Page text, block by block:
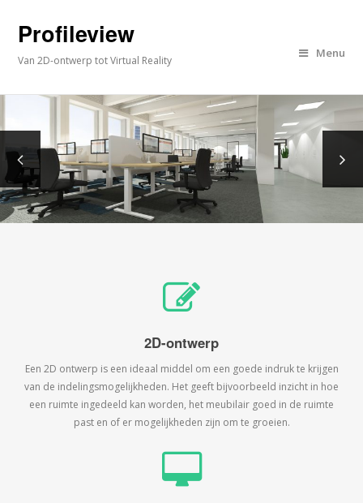
Profileview
Van 2D-ontwerp tot Virtual Reality
Menu
2D-ontwerp
Een 2D ontwerp is een ideaal middel om een goede indruk te krijgen
van de indelingsmogelijkheden. Het geeft bijvoorbeeld inzicht in hoe
een ruimte ingedeeld kan worden, het meubilair goed in de ruimte
past en of er mogelijkheden zijn om te groeien.